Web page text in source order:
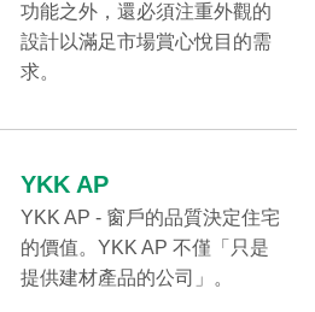
功能之外，還必須注重外觀的
設計以滿足市場賞心悅目的需
求。
YKK AP
YKK AP - 窗戶的品質決定住宅
的價值。YKK AP 不僅「只是
提供建材產品的公司」。